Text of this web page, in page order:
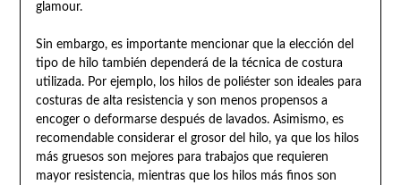
glamour.
Sin embargo, es importante mencionar que la elección del
tipo de hilo también dependerá de la técnica de costura
utilizada. Por ejemplo, los hilos de poliéster son ideales para
costuras de alta resistencia y son menos propensos a
encoger o deformarse después de lavados. Asimismo, es
recomendable considerar el grosor del hilo, ya que los hilos
más gruesos son mejores para trabajos que requieren
mayor resistencia, mientras que los hilos más finos son